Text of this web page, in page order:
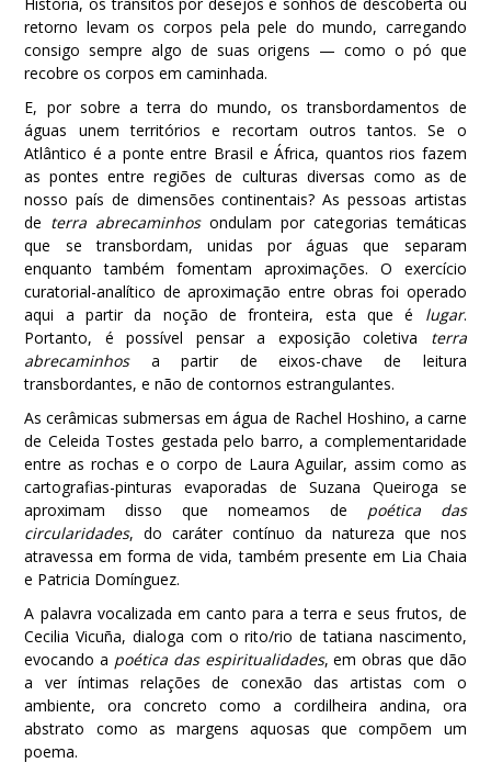
História, os trânsitos por desejos e sonhos de descoberta ou
retorno levam os corpos pela pele do mundo, carregando
consigo sempre algo de suas origens — como o pó que
recobre os corpos em caminhada.
E, por sobre a terra do mundo, os transbordamentos de
águas unem territórios e recortam outros tantos. Se o
Atlântico é a ponte entre Brasil e África, quantos rios fazem
as pontes entre regiões de culturas diversas como as de
nosso país de dimensões continentais? As pessoas artistas
de terra abrecaminhosondulam por categorias temáticas
que se transbordam, unidas por águas que separam
enquanto também fomentam aproximações. O exercício
curatorial-analítico de aproximação entre obras foi operado
aqui a partir da noção de fronteira, esta que é lugar.
Portanto, é possível pensar a exposição coletiva terra
abrecaminhosa partir de eixos-chave de leitura
transbordantes, e não de contornos estrangulantes.
As cerâmicas submersas em água de Rachel Hoshino, a carne
de Celeida Tostes gestada pelo barro, a complementaridade
entre as rochas e o corpo de Laura Aguilar, assim como as
cartografias-pinturas evaporadas de Suzana Queiroga se
aproximam disso que nomeamos de poética das
circularidades, do caráter contínuo da natureza que nos
atravessa em forma de vida, também presente em Lia Chaia
e Patricia Domínguez.
A palavra vocalizada em canto para a terra e seus frutos, de
Cecilia Vicuña, dialoga com o rito/rio de tatiana nascimento,
evocando a poética das espiritualidades, em obras que dão
a ver íntimas relações de conexão das artistas com o
ambiente, ora concreto como a cordilheira andina, ora
abstrato como as margens aquosas que compõem um
poema.